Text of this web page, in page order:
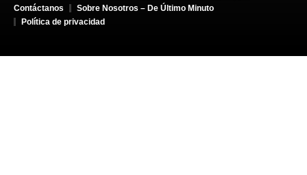
Contáctanos
Sobre Nosotros – De Último Minuto
Política de privacidad